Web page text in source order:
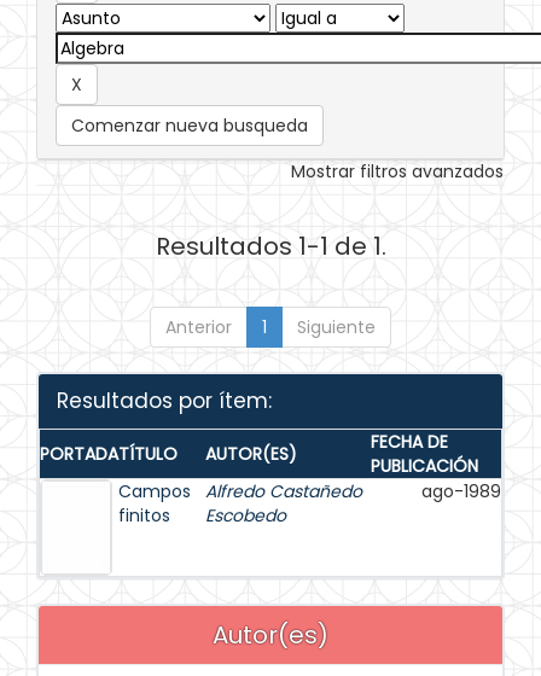
Comenzar nueva busqueda
Mostrar filtros avanzados
Resultados 1-1 de 1.
Anterior 1 Siguiente
Resultados por ítem:
PORTADATÍTULO AUTOR(ES)
FECHA DE
PUBLICACIÓN
Campos
finitos
Alfredo Castañedo
Escobedo
ago-1989
Autor(es)